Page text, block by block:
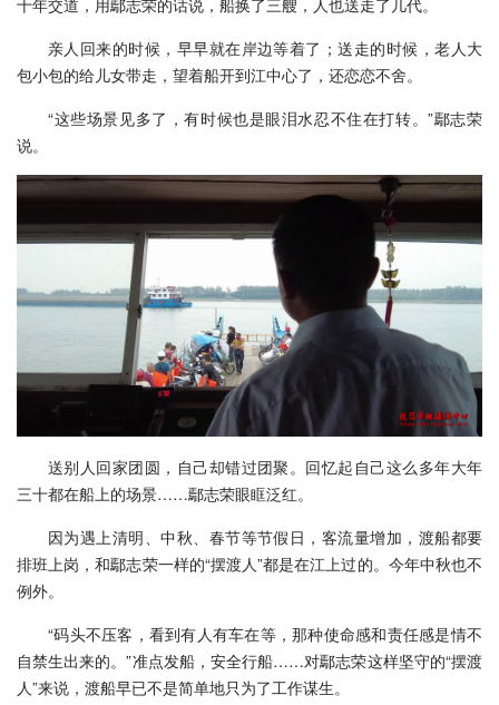
十年交道，用鄢志荣的话说，船换了三艘，人也送走了几代。
亲人回来的时候，早早就在岸边等着了；送走的时候，老人大
包小包的给儿女带走，望着船开到江中心了，还恋恋不舍。
“这些场景见多了，有时候也是眼泪水忍不住在打转。”鄢志荣
说。
送别人回家团圆，自己却错过团聚。回忆起自己这么多年大年
三十都在船上的场景……鄢志荣眼眶泛红。
因为遇上清明、中秋、春节等节假日，客流量增加，渡船都要
排班上岗，和鄢志荣一样的“摆渡人”都是在江上过的。今年中秋也不
例外。
“码头不压客，看到有人有车在等，那种使命感和责任感是情不
自禁生出来的。”准点发船，安全行船……对鄢志荣这样坚守的“摆渡
人”来说，渡船早已不是简单地只为了工作谋生。